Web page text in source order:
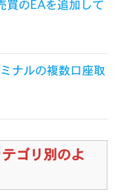
のEAを追加して
ナルの複数口座取
ゴリ別のよ